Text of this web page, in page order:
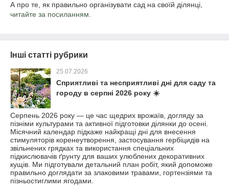
А про те, як правильно організувати сад на своїй ділянці,
читайте за посиланням
Інші статті рубрики
25.07.2026
Сприятливі та несприятливі дні для саду та
городу в серпні 2026 року ☀️
Серпень 2026 року — це час щедрих врожаїв, догляду за
пізніми культурами та активної підготовки ділянки до осені.
Місячний календар підкаже найкращі дні для внесення
стимуляторів коренеутворення, застосування гербіцидів на
звільнених грядках та використання спеціальних
підкислювачів ґрунту для ваших улюблених декоративних
кущів. Ми підготували детальний план робіт, який допоможе
правильно доглядати за злаковими травами, гортензіями та
пізньостиглими ягодами.